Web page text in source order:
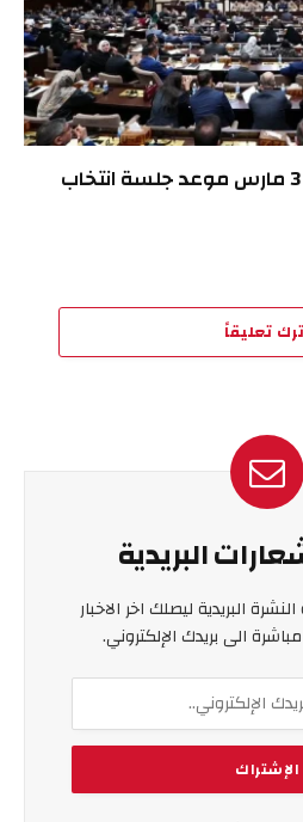
مصدر عراقي لـ”الشرق”: 3 مارس موعد جلسة انتخاب
تعليقاً
البريدية
البريدية ليصلك اخر الاخبار
الى بريدك الإلكتروني.